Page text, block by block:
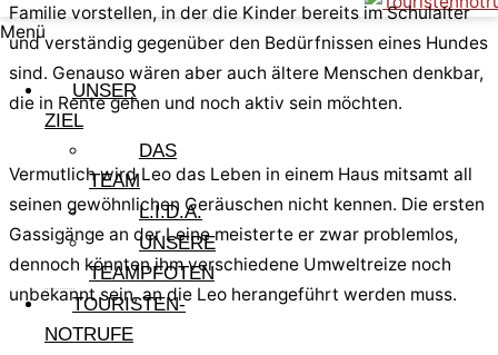
Menü
UNSER
ZIEL
DAS
TEAM
L.I.D.A.
UNSERE
TEAMPFOTEN
TOURISTEN-
NOTRUFE
Familie vorstellen, in der die Kinder bereits im Schulalter
und verständig gegenüber den Bedürfnissen eines Hundes
sind. Genauso wären aber auch ältere Menschen denkbar,
die in Rente gehen und noch aktiv sein möchten.
Vermutlich wird Leo das Leben in einem Haus mitsamt all
seinen gewöhnlichen Geräuschen nicht kennen. Die ersten
Gassigänge an der Leine meisterte er zwar problemlos,
dennoch könnten ihm verschiedene Umweltreize noch
unbekannt sein, an die Leo herangeführt werden muss.